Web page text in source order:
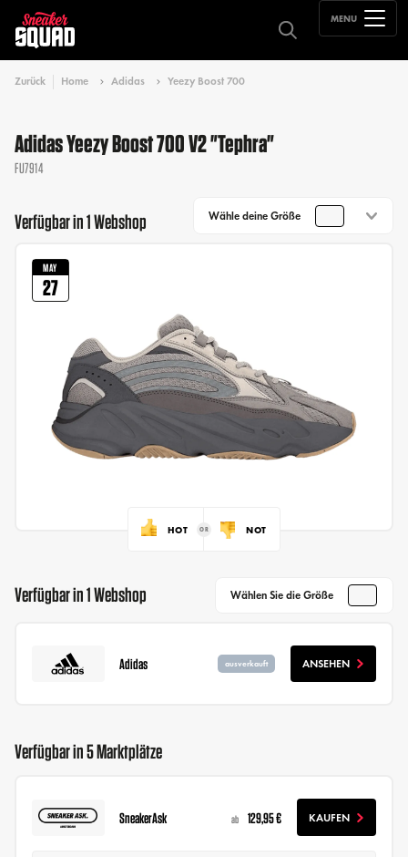
MENU
Zurück Home Adidas Yeezy Boost 700
Adidas Yeezy Boost 700 V2 "Tephra"
FU7914
Verfügbar in 1 Webshop Wähle deine Größe
MAY
27
HOT NOT
Verfügbar in 1 Webshop Wählen Sie die Größe
Adidas ausverkauft ANSEHEN
Verfügbar in 5 Marktplätze
SneakerAsk ab 129,95 € KAUFEN